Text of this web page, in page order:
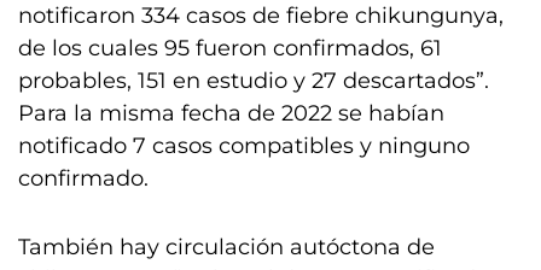
notificaron 334 casos de fiebre chikungunya,
de los cuales 95 fueron confirmados, 61
probables, 151 en estudio y 27 descartados”.
Para la misma fecha de 2022 se habían
notificado 7 casos compatibles y ninguno
confirmado.
También hay circulación autóctona de